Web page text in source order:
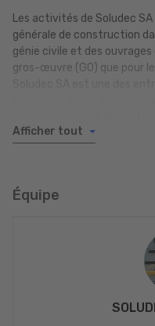
Les activités de Soludec
générale de construction
génie civile et des
gros-œuvre (GO) que pour
secteur tertiaire en son
Afficher tout
Équipe